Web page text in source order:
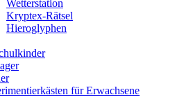
Wetterstation
Kryptex-Rätsel
Hieroglyphen
für Erwachsene